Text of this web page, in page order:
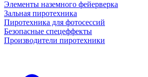
Элементы наземного фейерверка
Зальная пиротехника
Пиротехника для фотосессий
Безопасные спецеффекты
Производители пиротехники